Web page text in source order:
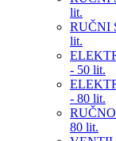
lit.
RUČNI
lit.
- 50 lit.
- 80 lit.
80 lit.